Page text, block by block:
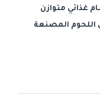
غذائي متوازن
اللحوم المصنعة